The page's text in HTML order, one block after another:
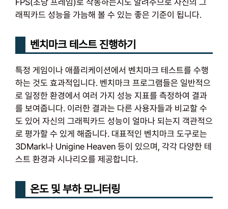
FPS(초당 프레임)로 작동하는지도 알려주므로 자신의 그
래픽카드 성능을 가늠해 볼 수 있는 좋은 기준이 됩니다.
벤치마크 테스트 진행하기
특정 게임이나 애플리케이션에서 벤치마크 테스트를 수행
하는 것도 효과적입니다. 벤치마크 프로그램들은 일반적으
로 일정한 환경에서 여러 가지 성능 지표를 측정하여 결과
를 보여줍니다. 이러한 결과는 다른 사용자들과 비교할 수
도 있어 자신의 그래픽카드 성능이 얼마나 되는지 객관적으
로 평가할 수 있게 해줍니다. 대표적인 벤치마크 도구로는
3DMark나 Unigine Heaven 등이 있으며, 각각 다양한 테
스트 환경과 시나리오를 제공합니다.
온도 및 부하 모니터링